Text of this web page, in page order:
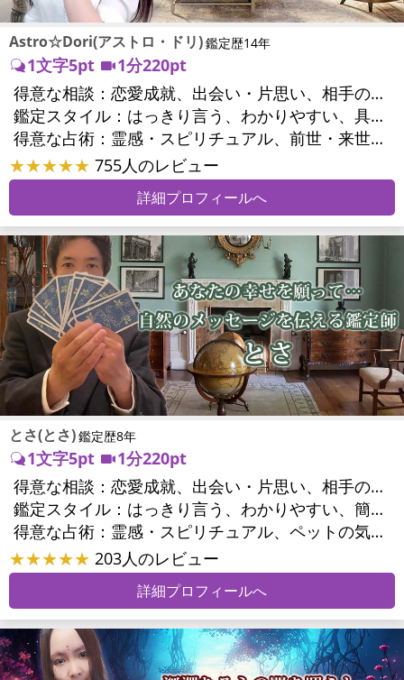
Astro☆Dori(アストロ・ドリ)鑑定歴14年
1文字5pt
1分220pt
得意な相談：
恋愛成就、出会い・片思い、相手の気持ち、相性、結婚、男心・女心、二人の今後、複雑な恋愛、三角関係、略奪愛、浮気、不倫、復活愛、離婚、人間関係、職場の人間関係、対人関係、仕事運、適職、天職、転職、就職、人生全般、使命、夢、目標、家族関係、夫婦関係、家庭問題、夫婦問題、美容、精神問題、心の問題、うつ、トラウマ、ストレス、いじめ、人生相談、霊的問題、前世、パワーストーン選択、開運指導、金運
鑑定スタイル：
はっきり言う、わかりやすい、具体的、的確、納得感、情報量が多い、友達のように相談できる、聞き上手、とても話しやすい、じっくり聞いてくれる、愛にあふれ温かい、深く濃厚、勇気をくれる、前向き・元気になれる
得意な占術：
霊感・スピリチュアル、前世・来世、ソウルメイト、タロット、オラクルカード、風水、占星術、パワーストーン、サイコロ、カウンセリング、ルノルマンカード
★★★★★ 755人のレビュー
詳細プロフィールへ
とさ(とさ)鑑定歴8年
1文字5pt
1分220pt
得意な相談：
恋愛成就、出会い・片思い、相手の気持ち、相性、縁結び、結婚、男心・女心、二人の今後、複雑な恋愛、三角関係、略奪愛、浮気、不倫、復活愛、復縁、離婚、同性愛・LGBT、人間関係、職場の人間関係、対人関係、仕事運、天職、転職、進路、就職、人生全般、経営相談、人事、夢、目標、ビジネスチャンス、ビジネスパートナー、パワーハラスメント、セクシャルハラスメント、家族関係、夫婦関係、家庭問題、夫婦問題、親族問題、育児・子育て、相続関係、美容、精神問題、心の問題、うつ、トラウマ、ストレス、いじめ、人生相談、ペットの気持ち、引越し・転居、開運指導、健康運、ご近所問題、縁切り
鑑定スタイル：
はっきり言う、わかりやすい、簡潔、具体的、的確、納得感、友達のように相談できる、とても話しやすい、じっくり聞いてくれる、愛にあふれ温かい、勇気をくれる、前向き・元気になれる、実力派
得意な占術：
霊感・スピリチュアル、ペットの気持ち、タロット、占星術、数秘術、易学、祈願、縁結び、縁切り、カウンセリング、オリジナル占術
★★★★★ 203人のレビュー
詳細プロフィールへ